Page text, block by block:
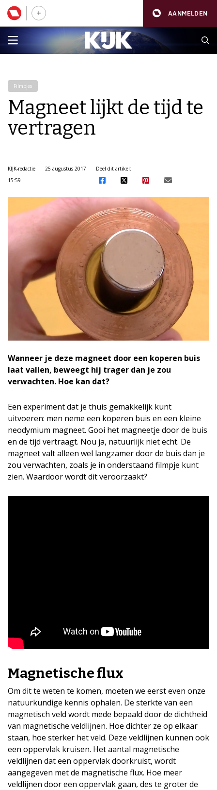
AANMELDEN
Filmpjes
Magneet lijkt de tijd te
vertragen
KIJK-redactie
25 augustus 2017
15:59
Deel dit artikel:
Wanneer je deze magneet door een koperen buis
laat vallen, beweegt hij trager dan je zou
verwachten. Hoe kan dat?
Een experiment dat je thuis gemakkelijk kunt
uitvoeren: men neme een koperen buis en een kleine
neodymium magneet. Gooi het magneetje door de buis
en de tijd vertraagt. Nou ja, natuurlijk niet echt. De
magneet valt alleen wel langzamer door de buis dan je
zou verwachten, zoals je in onderstaand filmpje kunt
zien. Waardoor wordt dit veroorzaakt?
Magnetische flux
Om dit te weten te komen, moeten we eerst even onze
natuurkundige kennis ophalen. De sterkte van een
magnetisch veld wordt mede bepaald door de dichtheid
van magnetische veldlijnen. Hoe dichter ze op elkaar
staan, hoe sterker het veld. Deze veldlijnen kunnen ook
een oppervlak kruisen. Het aantal magnetische
veldlijnen dat een oppervlak doorkruist, wordt
aangegeven met de magnetische flux. Hoe meer
veldlijnen door een oppervlak gaan, des te groter de